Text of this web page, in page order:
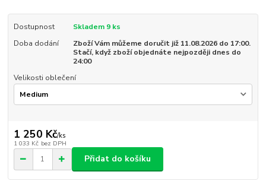
Dostupnost
Skladem 9 ks
Doba dodání
Zboží Vám můžeme doručit již 11.08.2026 do 17:00.
Stačí, když zboží objednáte nejpozději dnes do
24:00
Velikosti oblečení
1 250 Kč/ks
1 033 Kč bez DPH
Přidat do košíku